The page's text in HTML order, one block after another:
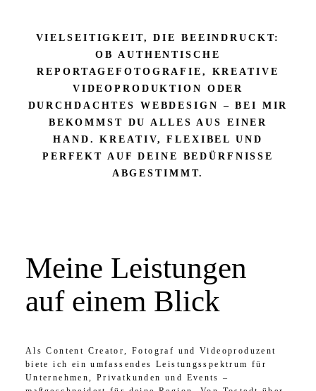
VIELSEITIGKEIT, DIE BEEINDRUCKT:
OB AUTHENTISCHE
REPORTAGEFOTOGRAFIE, KREATIVE
VIDEOPRODUKTION ODER
DURCHDACHTES WEBDESIGN – BEI MIR
BEKOMMST DU ALLES AUS EINER
HAND. KREATIV, FLEXIBEL UND
PERFEKT AUF DEINE BEDÜRFNISSE
ABGESTIMMT.
Meine Leistungen
auf einem Blick
Als Content Creator, Fotograf und Videoproduzent
biete ich ein umfassendes Leistungsspektrum für
Unternehmen, Privatkunden und Events –